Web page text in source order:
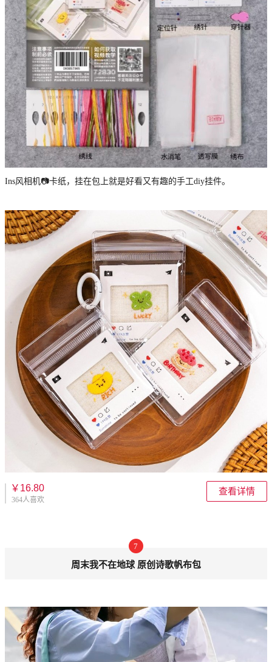
Ins风相机📷卡纸，挂在包上就是好看又有趣的手工diy挂件。
￥16.80
364人喜欢
查看详情
7
周末我不在地球 原创诗歌帆布包